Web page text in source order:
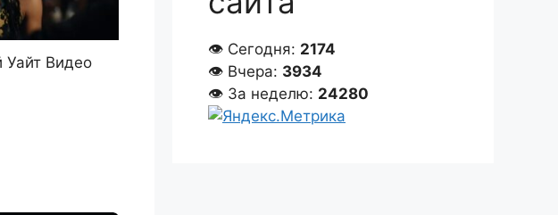
Видео
👁 Сегодня: 2174
👁 Вчера: 3934
👁 За неделю: 24280